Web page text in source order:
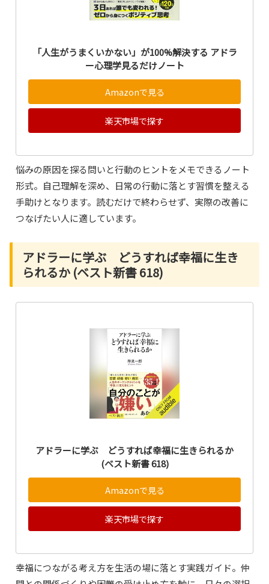
「人生がうまくいかない」が100%解決する アドラ
ー心理学見るだけノート
Amazonで見る
楽天市場で探す
悩みの原因を探る問いと行動のヒントをメモできるノート
形式。自己理解を深め、日常の行動に落とす習慣を整える
手助けとなります。読むだけで終わらせず、実際の改善に
つなげたい人に適しています。
アドラーに学ぶ どうすれば幸福に生き
られるか (ベスト新書 618)
アドラーに学ぶ どうすれば幸福に生きられるか
(ベスト新書 618)
Amazonで見る
楽天市場で探す
幸福につながる考え方を生活の場に落とす実践ガイド。仲